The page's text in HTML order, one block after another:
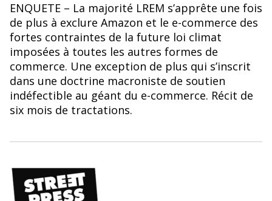
ENQUETE – La majorité LREM s’apprête une fois
de plus à exclure Amazon et le e-commerce des
fortes contraintes de la future loi climat
imposées à toutes les autres formes de
commerce. Une exception de plus qui s’inscrit
dans une doctrine macroniste de soutien
indéfectible au géant du e-commerce. Récit de
six mois de tractations.